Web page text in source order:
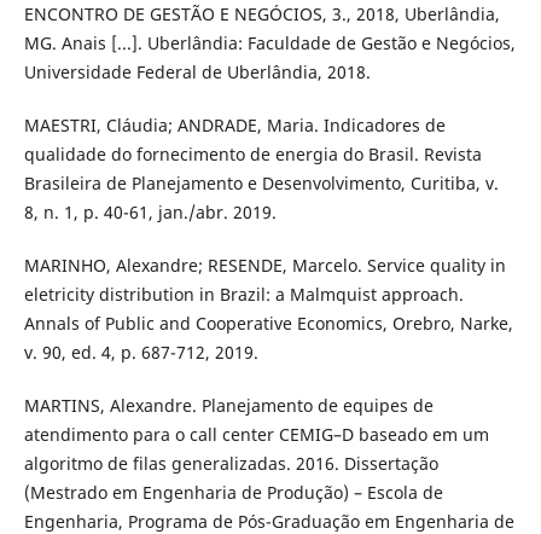
ENCONTRO DE GESTÃO E NEGÓCIOS, 3., 2018, Uberlândia,
MG. Anais [...]. Uberlândia: Faculdade de Gestão e Negócios,
Universidade Federal de Uberlândia, 2018.
MAESTRI, Cláudia; ANDRADE, Maria. Indicadores de
qualidade do fornecimento de energia do Brasil. Revista
Brasileira de Planejamento e Desenvolvimento, Curitiba, v.
8, n. 1, p. 40-61, jan./abr. 2019.
MARINHO, Alexandre; RESENDE, Marcelo. Service quality in
eletricity distribution in Brazil: a Malmquist approach.
Annals of Public and Cooperative Economics, Orebro, Narke,
v. 90, ed. 4, p. 687-712, 2019.
MARTINS, Alexandre. Planejamento de equipes de
atendimento para o call center CEMIG–D baseado em um
algoritmo de filas generalizadas. 2016. Dissertação
(Mestrado em Engenharia de Produção) – Escola de
Engenharia, Programa de Pós-Graduação em Engenharia de